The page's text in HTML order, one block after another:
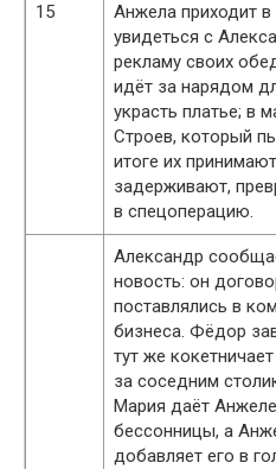
15
Анжела приходит
увидеться с
рекламу своих
идёт за нарядом
украсть платье; в
Строев, который
итоге их
задерживают,
в спецоперацию.
Александр
новость: он
поставлялись в
бизнеса. Фёдор
тут же
за соседним
Мария даёт
бессонницы, а
добавляет его в